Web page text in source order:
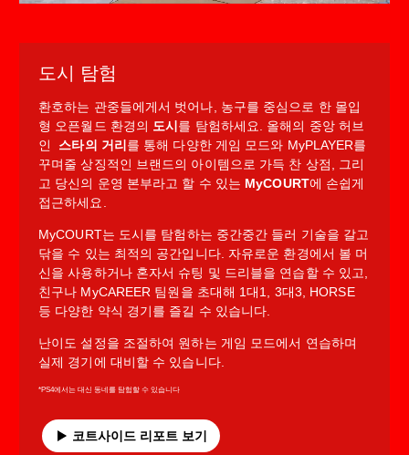
도시 탐험
환호하는 관중들에게서 벗어나, 농구를 중심으로 한 몰입
형 오픈월드 환경의 도시를 탐험하세요. 올해의 중앙 허브
인 스타의 거리를 통해 다양한 게임 모드와 MyPLAYER를
꾸며줄 상징적인 브랜드의 아이템으로 가득 찬 상점, 그리
고 당신의 운영 본부라고 할 수 있는 MyCOURT에 손쉽게
접근하세요.
MyCOURT는 도시를 탐험하는 중간중간 들러 기술을 갈고
닦을 수 있는 최적의 공간입니다. 자유로운 환경에서 볼 머
신을 사용하거나 혼자서 슈팅 및 드리블을 연습할 수 있고,
친구나 MyCAREER 팀원을 초대해 1대1, 3대3, HORSE
등 다양한 약식 경기를 즐길 수 있습니다.
난이도 설정을 조절하여 원하는 게임 모드에서 연습하며
실제 경기에 대비할 수 있습니다.
*PS4에서는 대신 동네를 탐험할 수 있습니다
코트사이드 리포트 보기